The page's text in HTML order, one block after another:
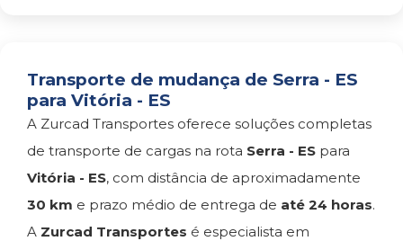
Transporte de mudança de Serra - ES
para Vitória - ES
A Zurcad Transportes oferece soluções completas
de transporte de cargas na rota Serra - ES para
Vitória - ES, com distância de aproximadamente
30 km e prazo médio de entrega de até 24 horas.
A Zurcad Transportes é especialista em